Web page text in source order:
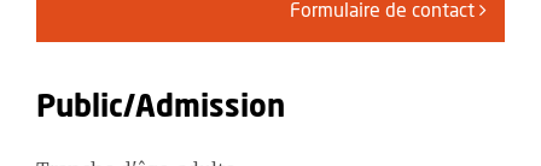
Formulaire de contact
Public/Admission